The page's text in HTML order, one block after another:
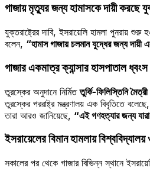
গাজায় মৃত্যুর জন্য হামাসকে দায়ী করছে
যুক্তরাষ্ট্রের দাবি, ইসরায়েলি হামলা পুনরায় শুরু
বলেন, “হামাস গাজায় চলমান যুদ্ধের জন্য
গাজার একমাত্র ক্যান্সার হাসপাতাল
তুরস্কের অনুদানে নির্মিততুর্কি-ফিলিস্তিনি
তুরস্কের পররাষ্ট্র মন্ত্রণালয় এক বিবৃতিতে বলেছে,
তারা আরও জানিয়েছে, “এই গণহত্যার জন্য
ইসরায়েলের বিমান হামলায়
সকালের পর থেকে গাজার বিভিন্ন স্থানে